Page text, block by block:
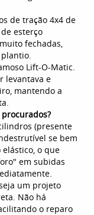
de tração 4x4 de
esterço
fechadas,
Lift-O-Matic.
levantava e
mantendo a
(presente
se bem
o que
em subidas
um projeto
Não há
o reparo